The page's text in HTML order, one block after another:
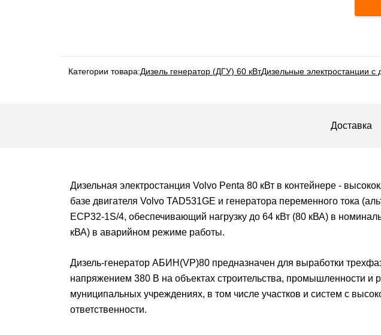
Категории товара:Дизель генератор (ДГУ) 60 кВтДизельные электростанции с
Доставка
Дизельная электростанция Volvo Penta 80 кВт в контейнере -
базе двигателя Volvo TAD531GE и генератора переменного тока
ЕСР32-1S/4, обеспечивающий нагрузку до 64 кВт (80 кВА) в
кВА) в аварийном режиме работы.
Дизель-генератор АБИН(VP)80 предназначен для выработки
напряжением 380 В на объектах строительства, промышленности и
муниципальных учреждениях, в том числе участков и систем с
ответственности.